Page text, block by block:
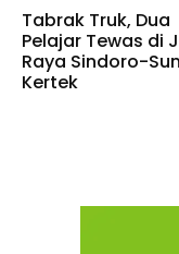
Tabrak Truk, Dua
Pelajar Tewas di
Raya Sindoro-
Kertek